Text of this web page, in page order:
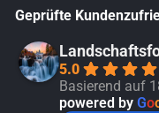
Geprüfte
5.0
Basierend auf
powered by Go